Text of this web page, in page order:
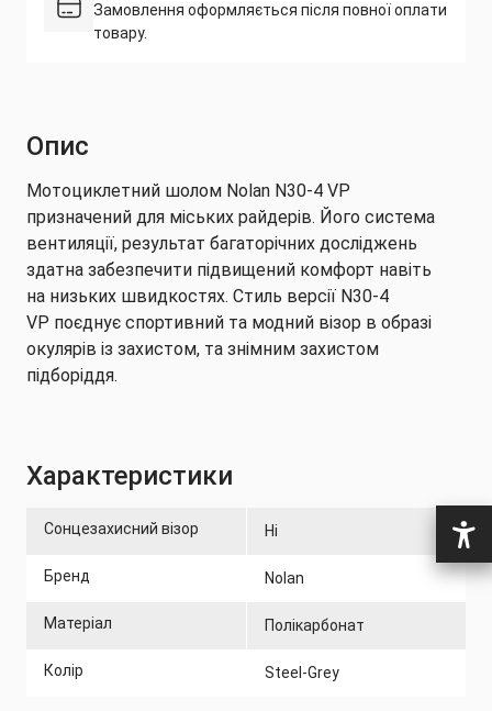
Замовлення оформляється після повної оплати
товару.
Опис
Мотоциклетний шолом Nolan N30-4 VP
призначений для міських райдерів. Його система
вентиляції, результат багаторічних досліджень
здатна забезпечити підвищений комфорт навіть
на низьких швидкостях. Стиль версії N30-4
VP поєднує спортивний та модний візор в образі
окулярів із захистом, та знімним захистом
підборіддя.
Має останню омологацію UN/ECE 22-06
чистої тканини з інноваційною сітчастою
Характеристики
Сонцезахисний візор Ні
Бренд Nolan
Матеріал Полікарбонат
Колір Steel-Grey